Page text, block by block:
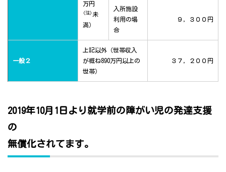
万円
(注) 未
満）
入所施設
利用の場
合
９，３００円
一般２
上記以外（世帯収入
が概ね890万円以上の
世帯）
３７，２００円
2019年10月1日より就学前の障がい児の発達支援
の
無償化されてます。